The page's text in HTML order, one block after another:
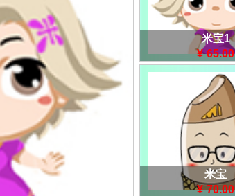
米宝1
¥ 65.00
米宝
¥ 70.00